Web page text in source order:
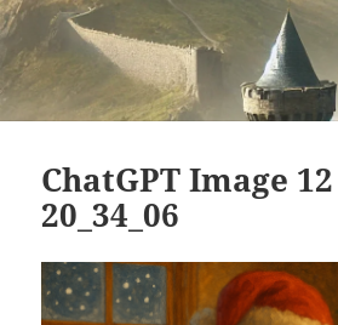
ChatGPT Image
20_34_06